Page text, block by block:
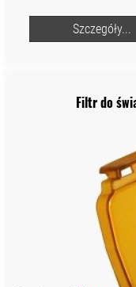
Szczegóły...
Filtr do